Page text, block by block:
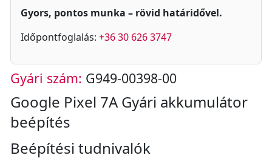
Gyors, pontos munka – rövid határidővel.
Időpontfoglalás: +36 30 626 3747
Gyári szám: G949-00398-00
Google Pixel 7A Gyári akkumulátor
beépítés
Beépítési tudnivalók